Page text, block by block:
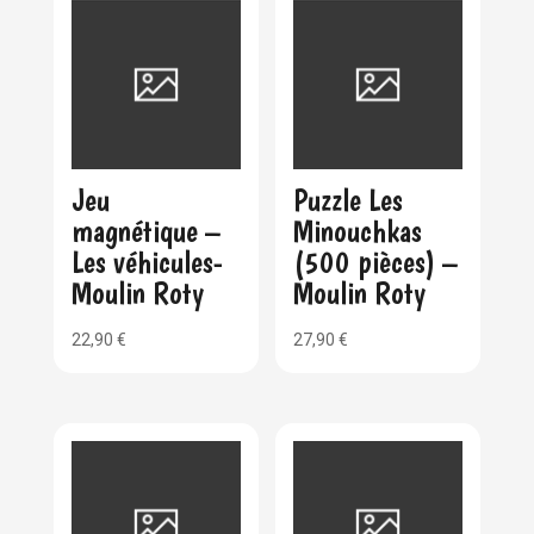
Jeu
magnétique –
Les véhicules-
Moulin Roty
22,90 €
Puzzle Les
Minouchkas
(500 pièces) –
Moulin Roty
27,90€